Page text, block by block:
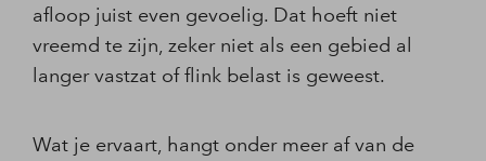
afloop juist even gevoelig. Dat hoeft niet
vreemd te zijn, zeker niet als een gebied al
langer vastzat of flink belast is geweest.
Wat je ervaart, hangt onder meer af van de